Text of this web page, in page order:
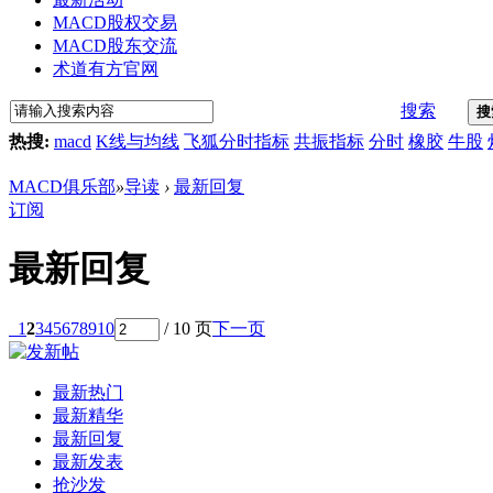
MACD股权交易
MACD股东交流
术道有方官网
搜索
热搜: macd K线与均线 飞狐分时指标 共振指标 分时 橡胶 牛股
MACD俱乐部»导读 › 最新回复
订阅
最新回复
12345678910 / 10 页下一页
最新热门
最新精华
最新回复
最新发表
抢沙发